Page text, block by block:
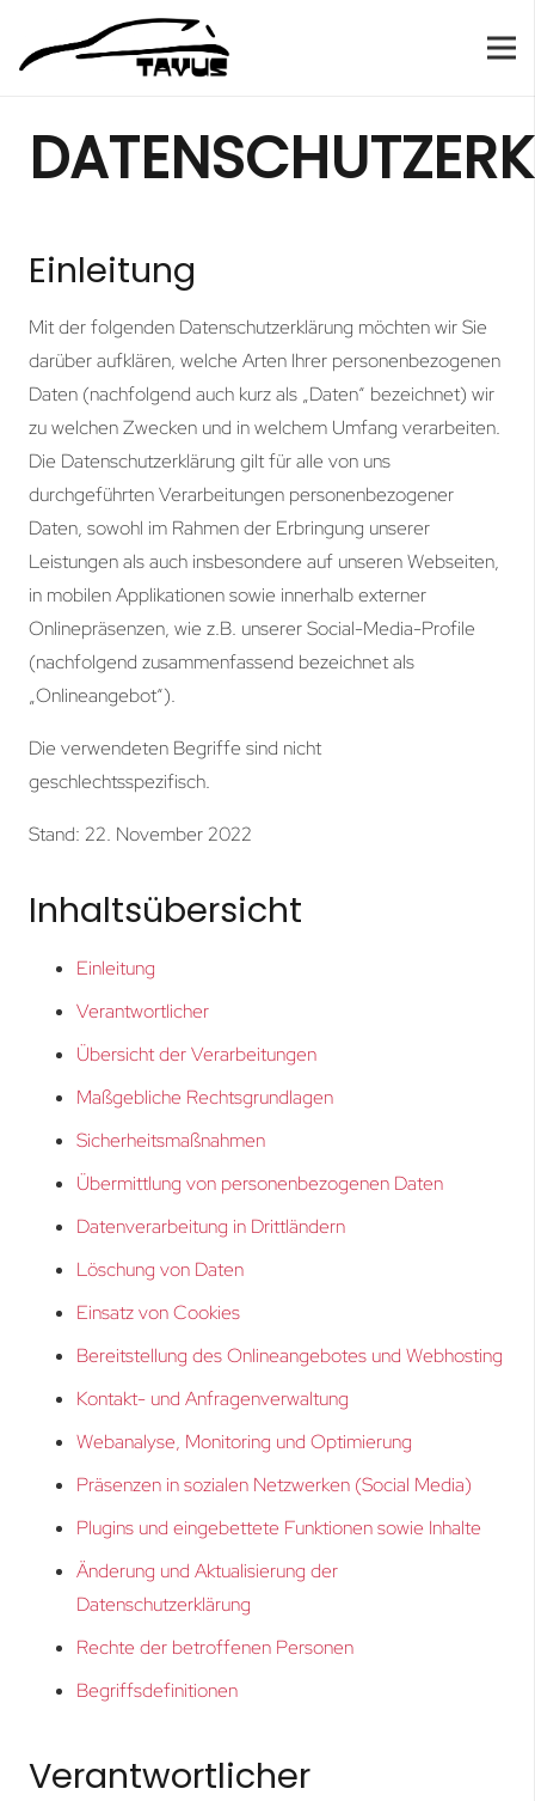
Einleitung
Mit der folgenden Datenschutzerklärung möchten wir Sie
darüber aufklären, welche Arten Ihrer personenbezogenen
Daten (nachfolgend auch kurz als „Daten“ bezeichnet) wir
zu welchen Zwecken und in welchem Umfang verarbeiten.
Die Datenschutzerklärung gilt für alle von uns
durchgeführten Verarbeitungen personenbezogener
Daten, sowohl im Rahmen der Erbringung unserer
Leistungen als auch insbesondere auf unseren Webseiten,
in mobilen Applikationen sowie innerhalb externer
Onlinepräsenzen, wie z.B. unserer Social-Media-Profile
(nachfolgend zusammenfassend bezeichnet als
„Onlineangebot“).
Die verwendeten Begriffe sind nicht
geschlechtsspezifisch.
Stand: 22. November 2022
Inhaltsübersicht
Einleitung
Verantwortlicher
Übersicht der Verarbeitungen
Maßgebliche Rechtsgrundlagen
Sicherheitsmaßnahmen
Übermittlung von personenbezogenen Daten
Datenverarbeitung in Drittländern
Löschung von Daten
Einsatz von Cookies
Bereitstellung des Onlineangebotes und Webhosting
Kontakt- und Anfragenverwaltung
Webanalyse, Monitoring und Optimierung
Präsenzen in sozialen Netzwerken (Social Media)
Plugins und eingebettete Funktionen sowie Inhalte
Änderung und Aktualisierung der
Datenschutzerklärung
Rechte der betroffenen Personen
Begriffsdefinitionen
Verantwortlicher